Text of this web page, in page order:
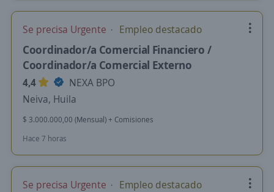
Se precisa Urgente Empleo destacado
Coordinador/a Comercial Financiero /
Coordinador/a Comercial Externo
4,4
NEXA BPO
Neiva, Huila
$ 3.000.000,00 (Mensual) + Comisiones
Hace 7 horas
Se precisa Urgente Empleo destacado